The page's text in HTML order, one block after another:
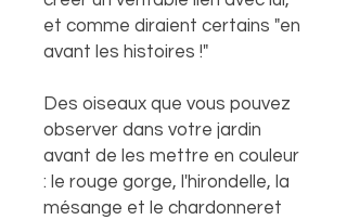
et comme diraient certains "en
avant les histoires !"
Des oiseaux que vous pouvez
observer dans votre jardin
avant de les mettre en couleur
: le rouge gorge, l'hirondelle, la
mésange et le chardonneret